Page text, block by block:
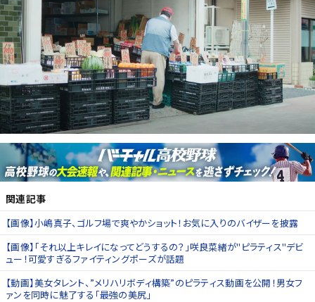
関連記事
【画像】小嶋真子、ゴルフ場で爽やかショット！お気に入りのバイザーを披露
【画像】「それ以上キレイになってどうするの？」咲良菜緒が"ピラティス"デビ
ュー！可愛すぎるファイティングポーズが話題
【動画】美女タレント、”メリハリボディ構築”のピラティス動画を公開！男女フ
ァンを同時に魅了する「最強の美尻」